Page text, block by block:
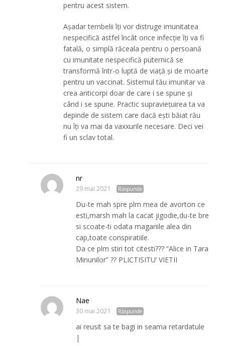
pentru acest sistem.
Așadar tembelii îți vor distruge imunitatea
nespecifică astfel încât orice infecție îți va fi
fatală, o simplă răceala pentru o persoană
cu imunitate nespecifică puternică se
transformă într-o luptă de viață și de moarte
pentru un vaccinat. Sistemul tău imunitar va
crea anticorpi doar de care i se spune și
când i se spune. Practic supraviețuirea ta va
depinde de sistem care dacă ești băiat rău
nu îți va mai da vaxxurile necesare. Deci vei
fi un sclav total.
nr
29 mai 2021 Răspunde
Du-te mah spre plm mea de avorton ce
esti,marsh mah la cacat jigodie,du-te bre
si scoate-ti odata magariile alea din
cap,toate conspiratiile.
Da ce plm stiri tot citesti??? “Alice in Tara
Minunilor” ?? PLICTISITU’ VIETII
Nae
30 mai 2021 Răspunde
ai reusit sa te bagi in seama retardatule
|